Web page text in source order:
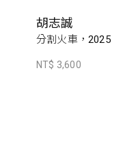
胡志誠
分割火車，2025
NT$ 3,600